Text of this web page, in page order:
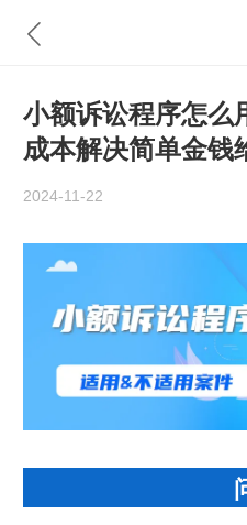
小额诉讼程序怎么
成本解决简单金钱
2024-11-22